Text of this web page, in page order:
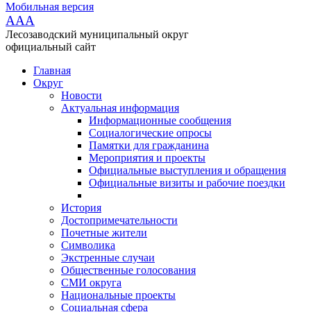
Мобильная версия
AAA
Лесозаводский муниципальный округ
официальный сайт
Главная
Округ
Новости
Актуальная информация
Информационные сообщения
Социалогические опросы
Памятки для гражданина
Мероприятия и проекты
Официальные выступления и обращения
Официальные визиты и рабочие поездки
История
Достопримечательности
Почетные жители
Символика
Экстренные случаи
Общественные голосования
СМИ округа
Национальные проекты
Социальная сфера